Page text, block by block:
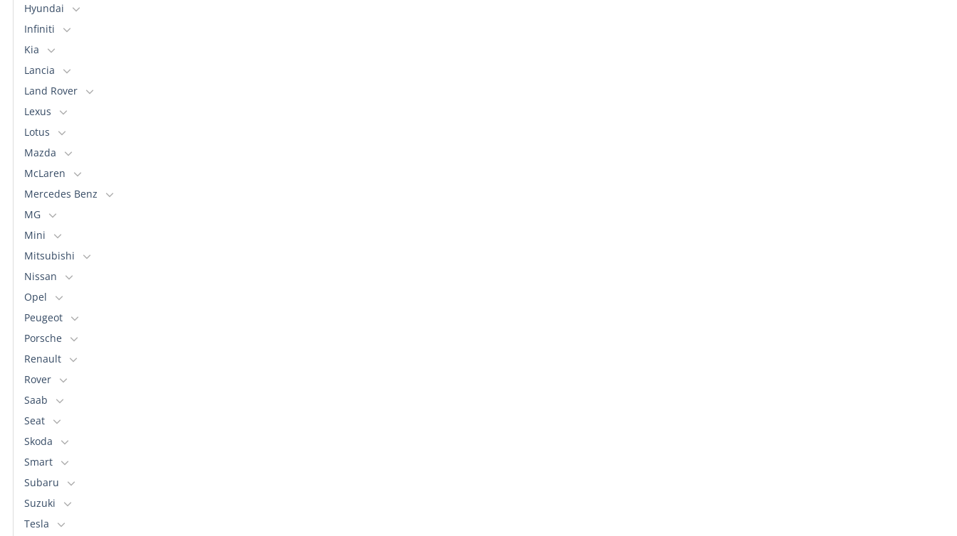
Hyundai
Infiniti
Kia
Lancia
Land Rover
Lexus
Lotus
Mazda
McLaren
Mercedes Benz
MG
Mini
Mitsubishi
Nissan
Opel
Peugeot
Porsche
Renault
Rover
Saab
Seat
Skoda
Smart
Subaru
Suzuki
Tesla